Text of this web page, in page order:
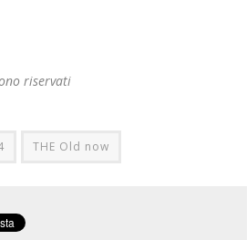
riservati
THE Old now